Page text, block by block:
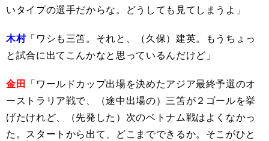
いタイプの選手だからな。どうしても見てしまうよ」
木村「ワシも三笘。それと、（久保）建英。もうちょっ
と試合に出てこんかなと思っているんだけど」
金田 「ワールドカップ出場を決めたアジア最終予選のオ
ーストラリア戦で、（途中出場の）三笘が２ゴールを挙
げたけれど、（先発した）次のベトナム戦はよくなかっ
た。スタートから出て、どこまでできるか。そこがひと